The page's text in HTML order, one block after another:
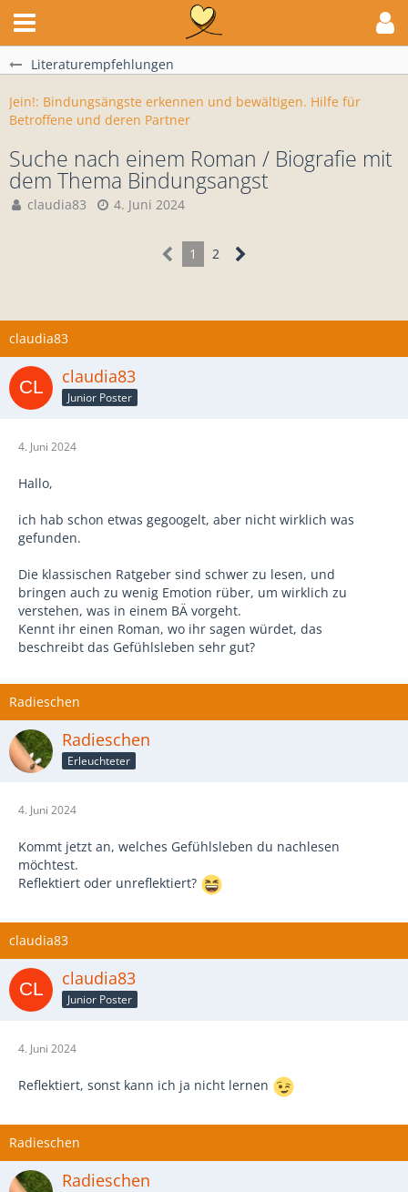
Literaturempfehlungen
Jein!: Bindungsängste erkennen und bewältigen. Hilfe für
Betroffene und deren Partner
Suche nach einem Roman / Biografie mit
dem Thema Bindungsangst
claudia83 4. Juni 2024
1 2
claudia83
claudia83
Junior Poster
4. Juni 2024
Hallo,
ich hab schon etwas gegoogelt, aber nicht wirklich was
gefunden.
Die klassischen Ratgeber sind schwer zu lesen, und
bringen auch zu wenig Emotion rüber, um wirklich zu
verstehen, was in einem BÄ vorgeht.
Kennt ihr einen Roman, wo ihr sagen würdet, das
beschreibt das Gefühlsleben sehr gut?
Radieschen
Radieschen
Erleuchteter
4. Juni 2024
Kommt jetzt an, welches Gefühlsleben du nachlesen
möchtest.
Reflektiert oder unreflektiert?
claudia83
claudia83
Junior Poster
4. Juni 2024
Reflektiert, sonst kann ich ja nicht lernen
Radieschen
Radieschen